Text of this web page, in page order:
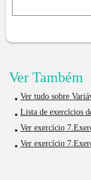
Ver Também
Ver tudo sobre
Lista de exercícios
Ver exercício
Ver exercício